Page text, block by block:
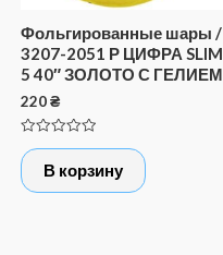
Фольгированные шары /
3207-2051 Р ЦИФРА SLIM
5 40″ ЗОЛОТО С ГЕЛИЕМ
220₴
Оценка
0
5
В корзину